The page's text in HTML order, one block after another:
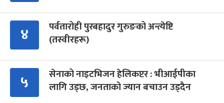
४
पर्वतारोही पुरबहादुर गुरुङको अन्त्येष्टि
(तस्वीरहरू)
५
सेनाको नाइटभिजन हेलिकप्टर : भीआईपीका
लागि उड्छ, जनताको ज्यान बचाउन उड्दैन